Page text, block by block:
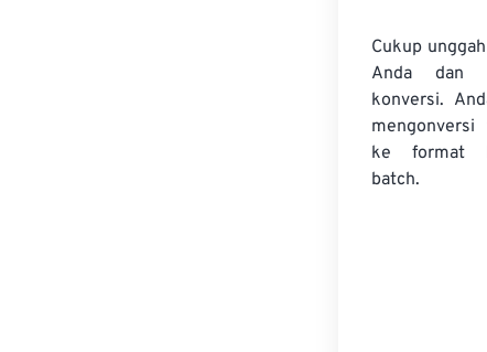
Cukup
Anda dan
konversi.
mengonversi
ke format
batch.